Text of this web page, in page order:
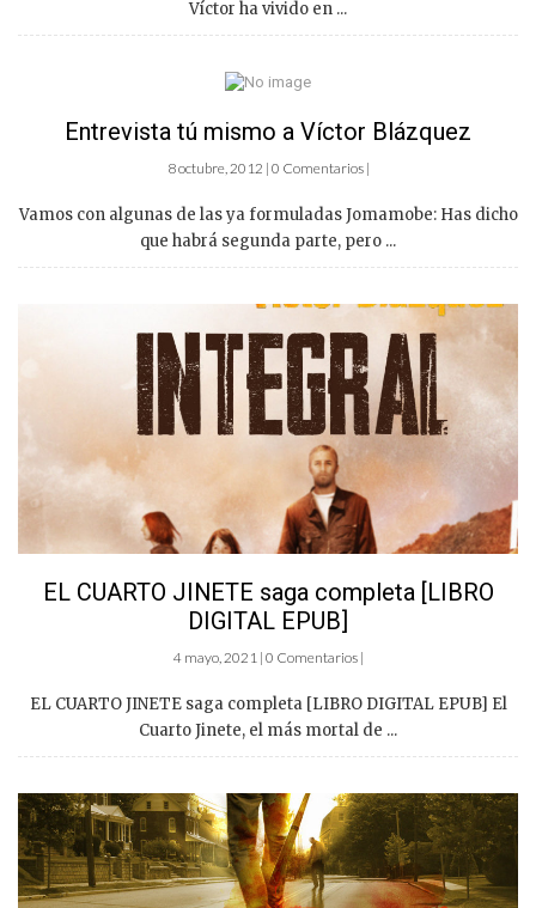
Víctor ha vivido en ...
Entrevista tú mismo a Víctor Blázquez
8 octubre, 2012 | 0 Comentarios |
Vamos con algunas de las ya formuladas Jomamobe: Has dicho
que habrá segunda parte, pero ...
EL CUARTO JINETE saga completa [LIBRO
DIGITAL EPUB]
4 mayo, 2021 | 0 Comentarios |
EL CUARTO JINETE saga completa [LIBRO DIGITAL EPUB] El
Cuarto Jinete, el más mortal de ...